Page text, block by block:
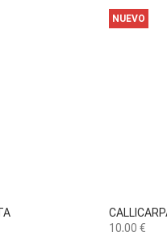
Precio
10,00 €
NUEVO